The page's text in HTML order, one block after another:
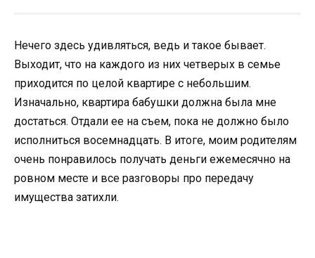
Нечего здесь удивляться, ведь и такое бывает.
Выходит, что на каждого из них четверых в семье
приходится по целой квартире с небольшим.
Изначально, квартира бабушки должна была мне
достаться. Отдали ее на съем, пока не должно было
исполниться восемнадцать. В итоге, моим родителям
очень понравилось получать деньги ежемесячно на
ровном месте и все разговоры про передачу
имущества затихли.